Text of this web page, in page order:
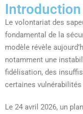
Introduction
Le volontariat des
fondamental de la
modèle révèle
notamment une
fidélisation, des
certaines
Le 24 avril 2026, un